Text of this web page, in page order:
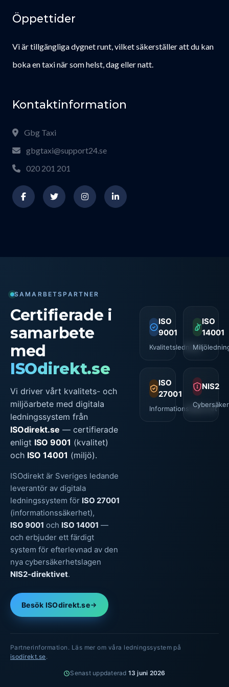
Öppettider
Vi är tillgängliga dygnet runt, vilket säkerställer att du kan
boka en taxi när som helst, dag eller natt.
Kontaktinformation
Gbg Taxi
gbgtaxi@support24.se
020 201 201
SAMARBETSPARTNER
Certifierade i
samarbete
med
ISOdirekt.se
Vi driver vårt kvalitets- och
miljöarbete med digitala
ledningssystem från
ISOdirekt.se — certifierade
enligt ISO 9001 (kvalitet)
och ISO 14001 (miljö).
ISOdirekt är Sveriges ledande
leverantör av digitala
ledningssystem för ISO 27001
(informationssäkerhet),
ISO 9001 och ISO 14001 —
och erbjuder ett färdigt
system för efterlevnad av den
nya cybersäkerhetslagen
NIS2-direktivet.
Besök ISOdirekt.se
ISO
9001
Kvalitetsledning
ISO
14001
ISO
27001
Informationssäkerhet
NIS2
Partnerinformation. Läs mer om våra ledningssystem på
isodirekt.se.
Senast uppdaterad 13 juni 2026